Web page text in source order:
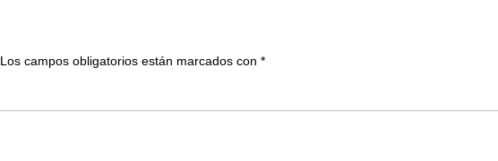
Los campos obligatorios están marcados con *